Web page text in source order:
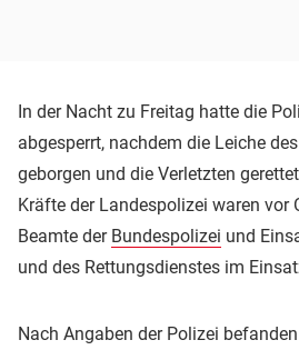
In der Nacht zu Freitag hatte die
abgesperrt, nachdem die Leiche
geborgen und die Verletzten
Kräfte der Landespolizei waren vor
Beamte der Bundespolizei und
und des Rettungsdienstes im
Nach Angaben der Polizei